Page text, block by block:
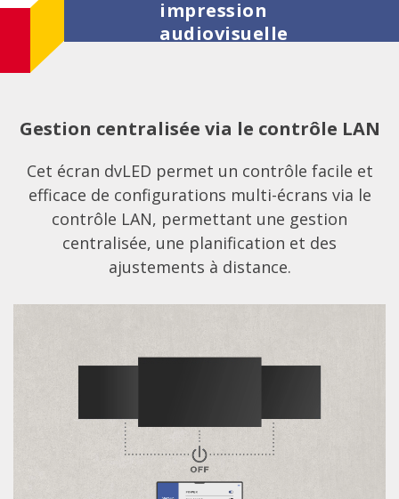
impression
audiovisuelle
Gestion centralisée via le contrôle LAN
Cet écran dvLED permet un contrôle facile et
efficace de configurations multi-écrans via le
contrôle LAN, permettant une gestion
centralisée, une planification et des
ajustements à distance.